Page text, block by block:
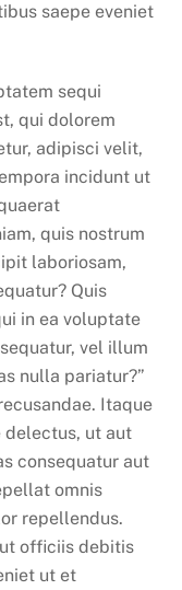
saepe eveniet
sequi
qui dolorem
adipisci velit,
incidunt ut
quis nostrum
laboriosam,
Quis
in ea voluptate
vel illum
nulla pariatur?”
Itaque
delectus, ut aut
consequatur aut
omnis
repellendus.
officiis debitis
ut et